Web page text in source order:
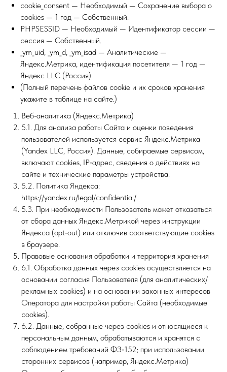
cookie_consent — Необходимый — Сохранение выбора о
cookies — 1 год — Собственный.
PHPSESSID — Необходимый — Идентификатор сессии —
сессия — Собственный.
_ym_uid, _ym_d, _ym_isad — Аналитические —
Яндекс.Метрика, идентификация посетителя — 1 год —
Яндекс LLC (Россия).
(Полный перечень файлов cookie и их сроков хранения
укажите в таблице на сайте.)
Веб‑аналитика (Яндекс.Метрика)
5.1. Для анализа работы Сайта и оценки поведения
пользователей используется сервис Яндекс.Метрика
(Yandex LLC, Россия). Данные, собираемые сервисом,
включают cookies, IP‑адрес, сведения о действиях на
сайте и технические параметры устройства.
5.2. Политика Яндекса:
https://yandex.ru/legal/confidential/.
5.3. При необходимости Пользователь может отказаться
от сбора данных Яндекс.Метрикой через инструкции
Яндекса (opt‑out) или отключив соответствующие cookies
в браузере.
Правовые основания обработки и территория хранения
6.1. Обработка данных через cookies осуществляется на
основании согласия Пользователя (для аналитических/
рекламных cookies) и на основании законных интересов
Оператора для настройки работы Сайта (необходимые
cookies).
6.2. Данные, собранные через cookies и относящиеся к
персональным данным, обрабатываются и хранятся с
соблюдением требований ФЗ‑152; при использовании
сторонних сервисов (например, Яндекс.Метрика)